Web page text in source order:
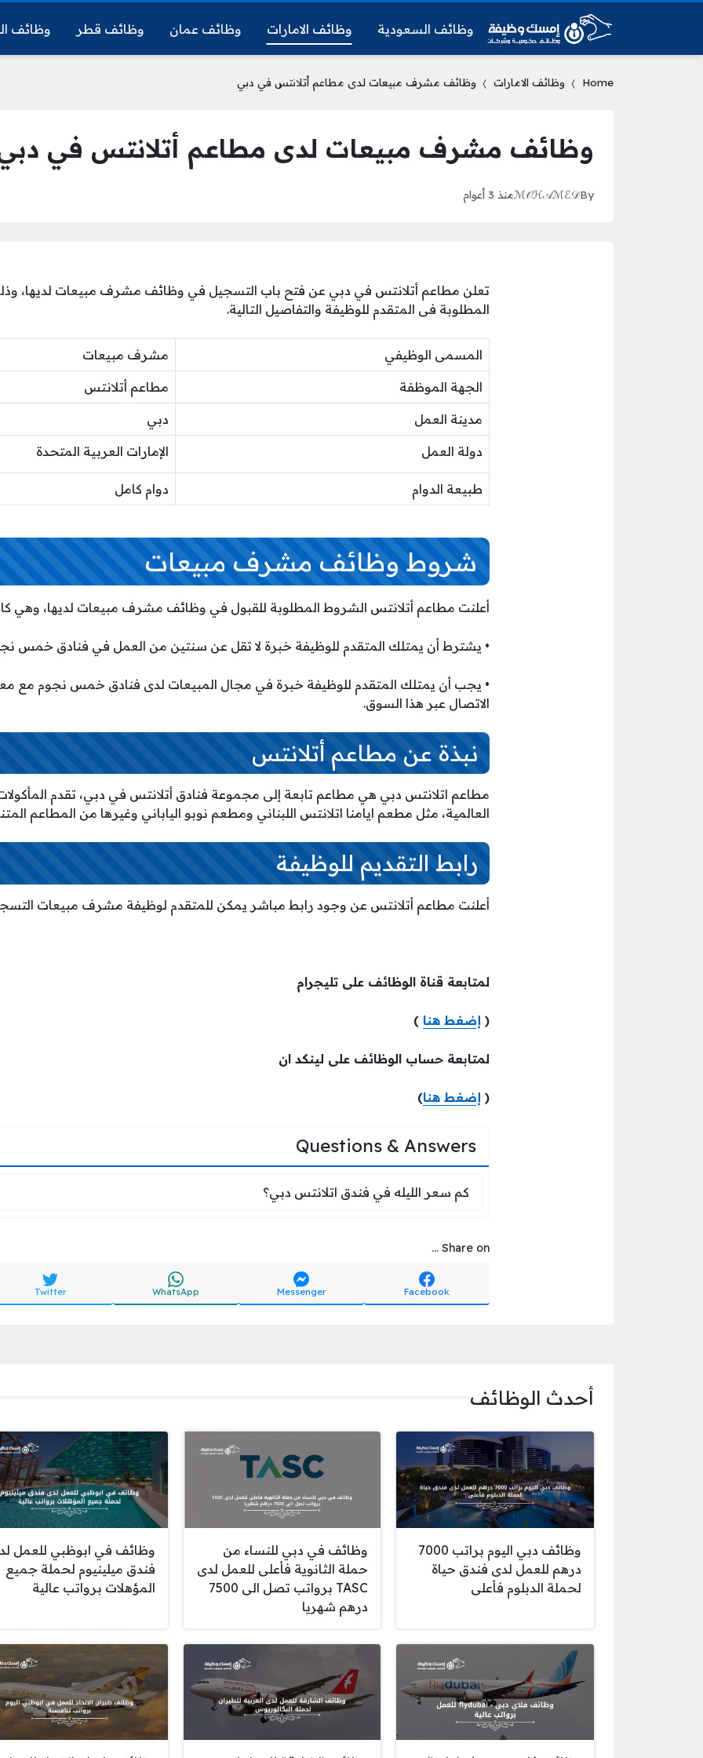
وظائف السعودية وظائف الامارات وظائف عمان وظائف قطر وظائف
Home وظائف الامارات وظائف مشرف مبيعات لدى مطاعم أتلانتس في دبي
وظائف مشرف مبيعات لدى مطاعم أتلانتس في
By
ℳ𝒪ℋ𝒜ℳℰ𝒟منذ 3 أعوام
تعلن مطاعم أتلانتس في دبي عن فتح باب التسجيل في وظائف مشرف مبيعات لديها،
المطلوبة فى المتقدم للوظيفة والتفاصيل التالية.
المسمى الوظيفي مشرف مبيعات
الجهة الموظفة مطاعم أتلانتس
مدينة العمل دبي
دولة العمل الإمارات العربية المتحدة
طبيعة الدوام دوام كامل
شروط وظائف مشرف مبيعات
أعلنت مطاعم أتلانتس الشروط المطلوبة للقبول في وظائف مشرف مبيعات لديها، وهي
• يشترط أن يمتلك المتقدم للوظيفة خبرة لا تقل عن سنتين من العمل في فنادق خمس
• يجب أن يمتلك المتقدم للوظيفة خبرة في مجال المبيعات لدى فنادق خمس نجوم مع
الاتصال عبر هذا السوق.
نبذة عن مطاعم أتلانتس
مطاعم اتلانتس دبي هي مطاعم تابعة إلى مجموعة فنادق أتلانتس في دبي، تقدم
العالمية، مثل مطعم ايامنا اتلانتس اللبناني ومطعم نوبو الياباني وغيرها من المطاعم
رابط التقديم للوظيفة
أعلنت مطاعم أتلانتس عن وجود رابط مباشر يمكن للمتقدم لوظيفة مشرف مبيعات
لمتابعة قناة الوظائف على تليجرام
( إضغط هنا )
لمتابعة حساب الوظائف على لينكد ان
( إضغط هنا)
Questions & Answers
كم سعر الليله في فندق اتلانتس دبي؟
كم سعر الليله في فندق اتلانتس دبي؟
Share on ...
Facebook
Messenger
WhatsApp
Twitter
أحدث الوظائف
وظائف دبي اليوم براتب 7000
درهم للعمل لدى فندق حياة
لحملة الدبلوم فأعلى
وظائف في دبي للنساء من
حملة الثانوية فأعلى للعمل لدى
TASC برواتب تصل الى 7500
درهم شهريا
وظائف في ابوظبي للعمل
فندق ميلينيوم لحملة جميع
المؤهلات برواتب عالية